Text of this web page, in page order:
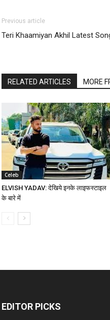
Previous article
Teri Khaamiyan Akhil Latest
RELATED ARTICLES MORE
Celeb
ELVISH YADAV: देखिये इनके लाइफस्टाइल
के बारे में
EDITOR PICKS